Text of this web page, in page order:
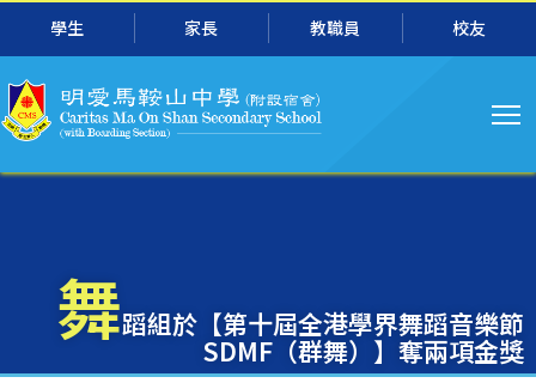
跳转到主要内容
學生 家長 教職員 校友
导
航
舞蹈組於【第十屆全港學界舞蹈音樂節
SDMF（群舞）】奪兩項金獎